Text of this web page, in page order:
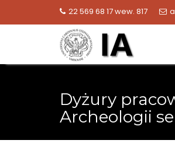
22 569 68 17 wew. 817
Dyżury
Archeologii